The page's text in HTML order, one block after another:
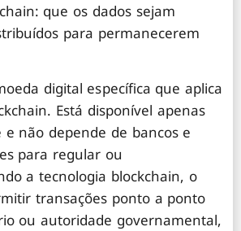
que os dados sejam
para permanecerem
digital específica que aplica
Está disponível apenas
não depende de bancos e
para regular ou
a tecnologia blockchain, o
transações ponto a ponto
ou autoridade governamental,